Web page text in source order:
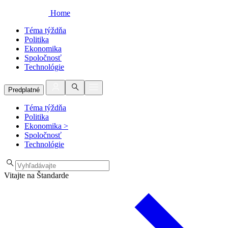
Home
Téma týždňa
Politika
Ekonomika
Spoločnosť
Technológie
Predplatné
Téma týždňa
Politika
Ekonomika >
Spoločnosť
Technológie
Vitajte na Štandarde